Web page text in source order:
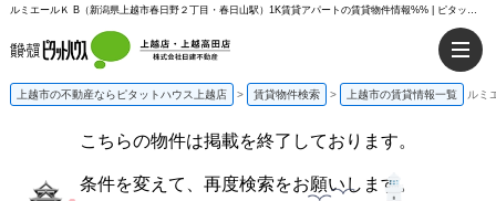
ルミエールＫ B（新潟県上越市春日野２丁目・春日山駅）1K賃貸アパートの賃貸物件情報%% | ピタットハウス上越店
上越市の不動産ならピタットハウス上越店 > 賃貸物件検索 > 上越市の賃貸情報一覧 ルミ
こちらの物件は掲載を終了しております。
条件を変えて、再度検索をお願いします。